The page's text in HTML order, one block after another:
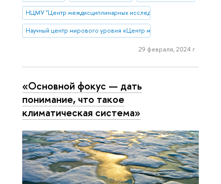
НЦМУ "Центр междисциплинарных исследований человеческого
Научный центр мирового уровня «Центр междисциплинарных
29 февраля, 2024 г.
«Основной фокус — дать
понимание, что такое
климатическая система»